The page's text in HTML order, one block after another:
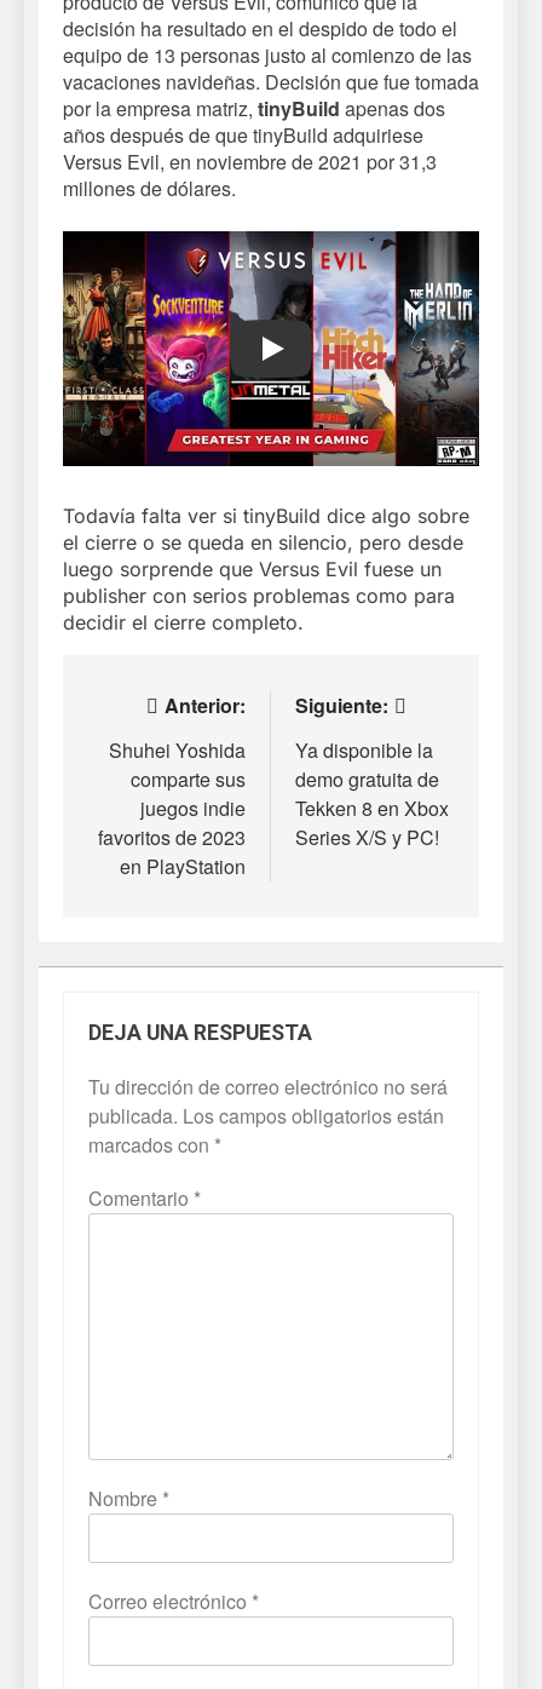
decisión ha resultado en el despido de todo el
equipo de 13 personas justo al comienzo de las
vacaciones navideñas. Decisión que fue tomada
por la empresa matriz, tinyBuild apenas dos
años después de que tinyBuild adquiriese
Versus Evil, en noviembre de 2021 por 31,3
millones de dólares.
Play
Todavía falta ver si tinyBuild dice algo sobre
el cierre o se queda en silencio, pero desde
luego sorprende que Versus Evil fuese un
publisher con serios problemas como para
decidir el cierre completo.
Navegación
de
entradas
Anterior:
Shuhei Yoshida
comparte sus
juegos indie
favoritos de 2023
en PlayStation
Siguiente:
Ya disponible la
demo gratuita de
Tekken 8 en Xbox
Series X/S y PC!
DEJA UNA RESPUESTA
Tu dirección de correo electrónico no será
publicada. Los campos obligatorios están
marcados con *
Comentario *
Nombre *
Correo electrónico *